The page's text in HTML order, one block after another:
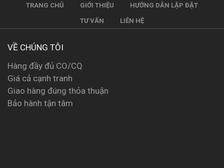
TRANG CHỦ GIỚI THIỆU HƯỚNG DẪN LẶP ĐẶT
TƯ VẤN LIÊN HỆ
VỀ CHÚNG TÔI
Hàng đầy đủ CO/CQ
Giá cả cạnh tranh
Giao hàng đúng thỏa thuận
Bảo hành tận tâm